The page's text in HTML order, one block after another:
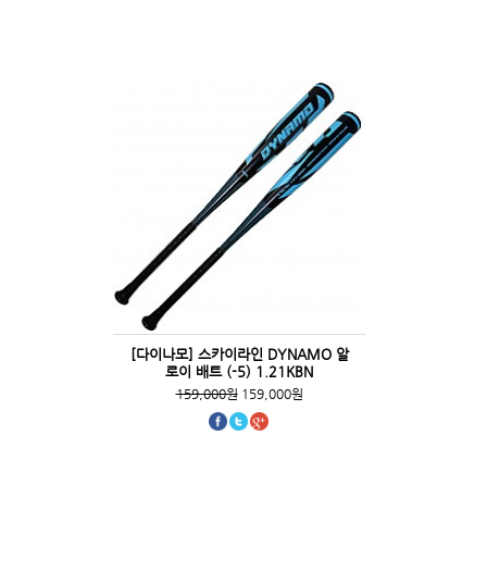
[다이나모] 스카이라인 DYNAMO 알
로이 배트 (-5) 1.21KBN
159,000원159,000원